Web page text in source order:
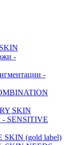
-
-
SKIN
- SENSITIVE
SKIN (gold label)